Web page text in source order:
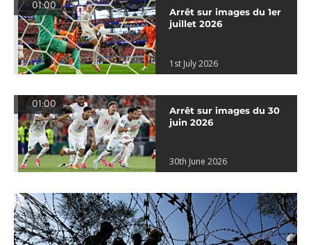
01:00
Arrêt sur images du 1er
juillet 2026
1st July 2026
01:00
Arrêt sur images du 30
juin 2026
30th June 2026